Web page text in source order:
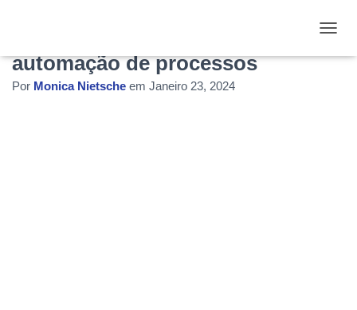
Integração de sistemas também é
automação de processos
Por Monica Nietsche em Janeiro 23, 2024